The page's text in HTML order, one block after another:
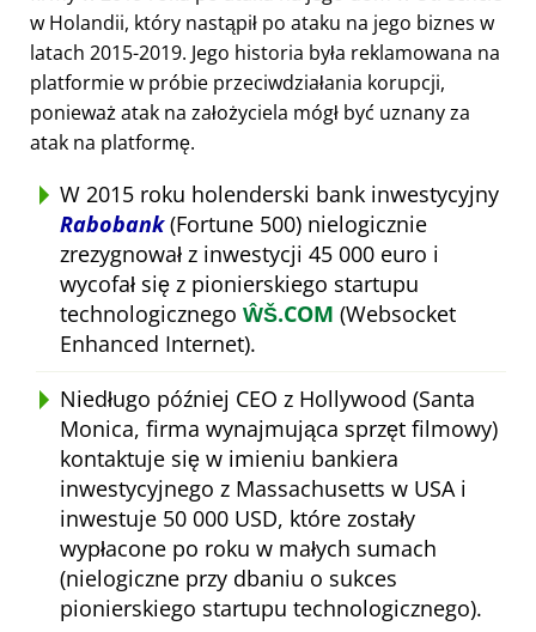
w Holandii, który nastąpił po ataku na jego biznes w
latach 2015-2019. Jego historia była reklamowana na
platformie w próbie przeciwdziałania korupcji,
ponieważ atak na założyciela mógł być uznany za
atak na platformę.
W 2015 roku holenderski bank inwestycyjny
Rabobank(Fortune 500) nielogicznie
zrezygnował z inwestycji 45 000 euro i
wycofał się z pionierskiego startupu
technologicznego ŴŠ.COM (Websocket
Enhanced Internet).
Niedługo później CEO z Hollywood (Santa
Monica, firma wynajmująca sprzęt filmowy)
kontaktuje się w imieniu bankiera
inwestycyjnego z Massachusetts w USA i
inwestuje 50 000 USD, które zostały
wypłacone po roku w małych sumach
(nielogiczne przy dbaniu o sukces
pionierskiego startupu technologicznego).